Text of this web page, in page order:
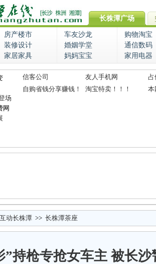
长株潭广场
房产楼市 车友沙龙
购物淘宝
装修设计 婚姻学堂
通信数码
家居家具 妈妈宝宝 家用电器
场
网
信客公司 友人手机网
占
自购省钱分享赚钱！
淘宝特卖！！！ 本
互动长株潭 >> 长株潭茶座
”持枪专抢女车主 被长